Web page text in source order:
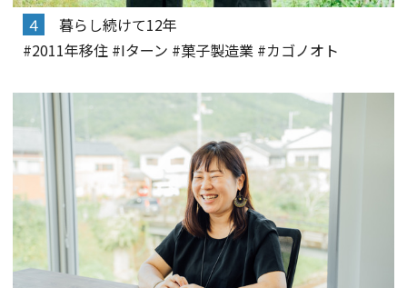
４
暮らし続けて12年
#2011年移住 #Iターン #菓子製造業 #カゴノオト